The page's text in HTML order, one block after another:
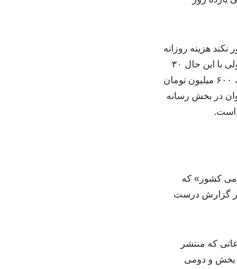
باور نکند هزینه روزانه
آن بیش از سی میلیون تومان آب بخورد، این در حالی است که بخشی از محتوای این رادیو تبلیغاتی است ولی با این حال ۳۰
میلیون تومان روزانه برای این صدا هزینه شده است. شبکه کتاب هم به عنوان بازوی رسانه‌ای خانه کتاب، ۶۰۰ میلیون تومان
در بخش رسانه
عمومی کشور» که
در گزارش درست
که منتشر
بخش و دومی